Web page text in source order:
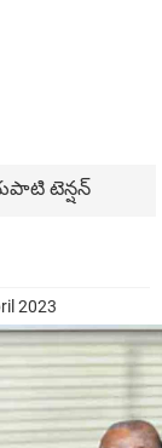
టెన్షన్
2023